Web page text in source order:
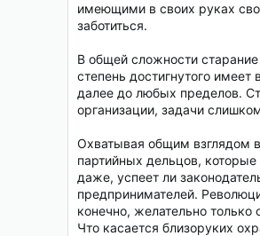
имеющими в своих руках
заботиться.
В общей сложности
степень достигнутого имеет
далее до любых пределов.
организации, задачи
Охватывая общим взглядом
партийных дельцов,
даже, успеет ли
предпринимателей.
конечно, желательно
Что касается близоруких